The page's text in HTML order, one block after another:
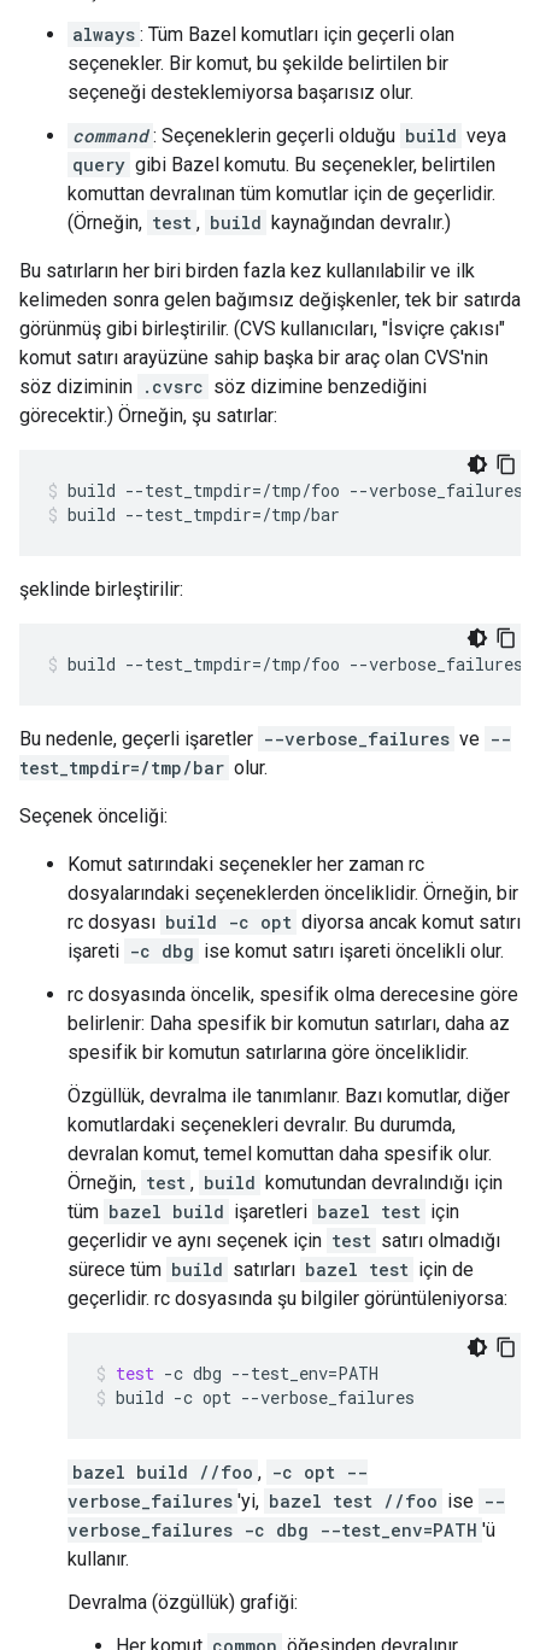
always : Tüm Bazel komutları için geçerli olan
seçenekler. Bir komut, bu şekilde belirtilen bir
seçeneği desteklemiyorsa başarısız olur.
command : Seçeneklerin geçerli olduğu build veya
query gibi Bazel komutu. Bu seçenekler, belirtilen
komuttan devralınan tüm komutlar için de geçerlidir.
(Örneğin, test , build kaynağından devralır.)
Bu satırların her biri birden fazla kez kullanılabilir ve ilk
kelimeden sonra gelen bağımsız değişkenler, tek bir satırda
görünmüş gibi birleştirilir. (CVS kullanıcıları, "İsviçre çakısı"
komut satırı arayüzüne sahip başka bir araç olan CVS'nin
söz diziminin .cvsrc söz dizimine benzediğini
görecektir.) Örneğin, şu satırlar:
build --test_tmpdir=/tmp/foo --verbose_failures
build --test_tmpdir=/tmp/bar
şeklinde birleştirilir:
build --test_tmpdir=/tmp/foo --verbose_failures
Bu nedenle, geçerli işaretler --verbose_failures ve --
test_tmpdir=/tmp/bar olur.
Seçenek önceliği:
Komut satırındaki seçenekler her zaman rc
dosyalarındaki seçeneklerden önceliklidir. Örneğin, bir
rc dosyası build -c opt diyorsa ancak komut satırı
işareti -c dbg ise komut satırı işareti öncelikli olur.
rc dosyasında öncelik, spesifik olma derecesine göre
belirlenir: Daha spesifik bir komutun satırları, daha az
spesifik bir komutun satırlarına göre önceliklidir.
Özgüllük, devralma ile tanımlanır. Bazı komutlar, diğer
komutlardaki seçenekleri devralır. Bu durumda,
devralan komut, temel komuttan daha spesifik olur.
Örneğin, test , build komutundan devralındığı için
tüm bazel build işaretleri bazel test için
geçerlidir ve aynı seçenek için test satırı olmadığı
sürece tüm build satırları bazel test için de
geçerlidir. rc dosyasında şu bilgiler görüntüleniyorsa:
test -c dbg --test_env=PATH
build -c opt --verbose_failures
bazel build //foo , -c opt --
verbose_failures 'yi, bazel test //foo ise --
verbose_failures -c dbg --test_env=PATH 'ü
kullanır.
Devralma (özgüllük) grafiği: